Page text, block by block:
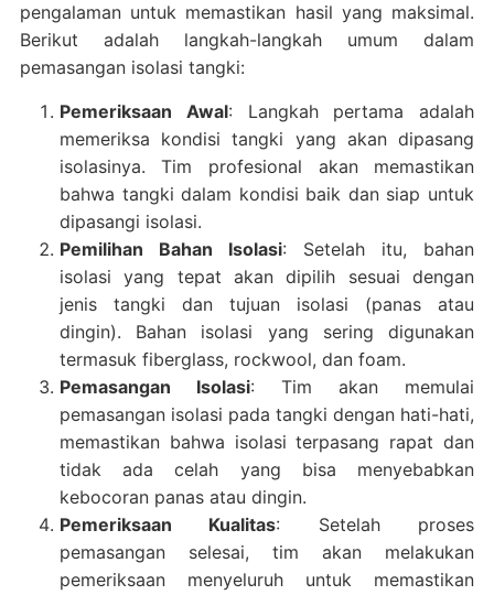
pengalaman untuk memastikan hasil yang maksimal.
Berikut adalah langkah-langkah umum dalam
pemasangan isolasi tangki:
Pemeriksaan Awal: Langkah pertama adalah
memeriksa kondisi tangki yang akan dipasang
isolasinya. Tim profesional akan memastikan
bahwa tangki dalam kondisi baik dan siap untuk
dipasangi isolasi.
Pemilihan Bahan Isolasi: Setelah itu, bahan
isolasi yang tepat akan dipilih sesuai dengan
jenis tangki dan tujuan isolasi (panas atau
dingin). Bahan isolasi yang sering digunakan
termasuk fiberglass, rockwool, dan foam.
Pemasangan Isolasi: Tim akan memulai
pemasangan isolasi pada tangki dengan hati-hati,
memastikan bahwa isolasi terpasang rapat dan
tidak ada celah yang bisa menyebabkan
kebocoran panas atau dingin.
Pemeriksaan Kualitas: Setelah proses
pemasangan selesai, tim akan melakukan
pemeriksaan menyeluruh untuk memastikan